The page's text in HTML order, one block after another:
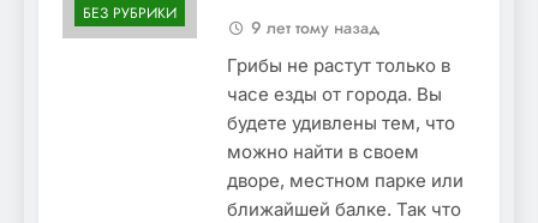
БЕЗ РУБРИКИ
9 лет тому назад
Грибы не растут только в
часе езды от города. Вы
будете удивлены тем, что
можно найти в своем
дворе, местном парке или
ближайшей балке. Так что